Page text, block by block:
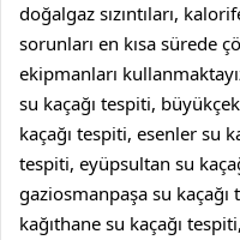
doğalgaz sızıntıları,
sorunları en kısa sürede
ekipmanları
su kaçağı tespiti,
kaçağı tespiti, esenler su
tespiti, eyüpsultan su
gaziosmanpaşa su kaçağı
kağıthane su kaçağı tespiti,